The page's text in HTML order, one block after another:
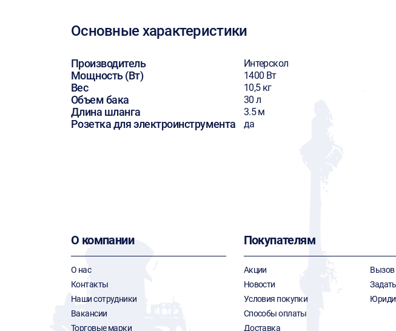
Основные характеристики
Производитель Интерскол
Мощность (Вт) 1400 Вт
Вес 10,5 кг
Объем бака 30 л
Длина шланга 3.5 м
Розетка для электроинструмента да
О компании
О нас
Контакты
Наши сотрудники
Вакансии
Торговые марки
Покупателям
Акции
Новости
Условия покупки
Способы оплаты
Доставка
Вызов